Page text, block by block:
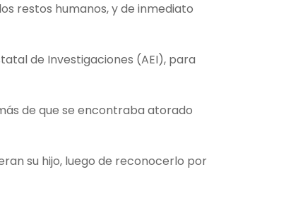
restos humanos, y de inmediato
de Investigaciones (AEI), para
de que se encontraba atorado
su hijo, luego de reconocerlo por